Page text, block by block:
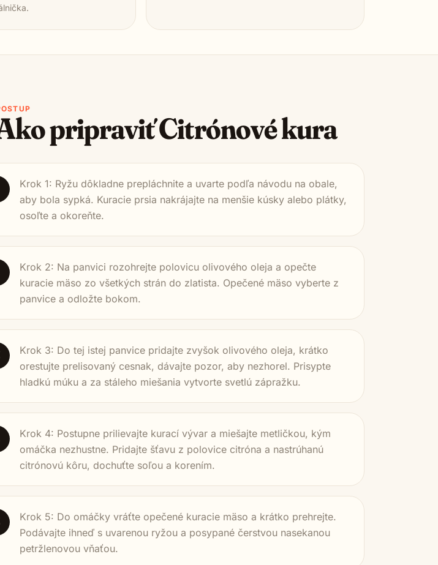
pripraviťCitrónové kura
Krok 1: Ryžu dôkladne prepláchnite a uvarte podľa návodu na obale,
aby bola sypká. Kuracie prsia nakrájajte na menšie kúsky alebo plátky,
osoľte a okoreňte.
Krok 2: Na panvici rozohrejte polovicu olivového oleja a opečte
kuracie mäso zo všetkých strán do zlatista. Opečené mäso vyberte z
panvice a odložte bokom.
Krok 3: Do tej istej panvice pridajte zvyšok olivového oleja, krátko
orestujte prelisovaný cesnak, dávajte pozor, aby nezhorel. Prisypte
hladkú múku a za stáleho miešania vytvorte svetlú zápražku.
Krok 4: Postupne prilievajte kurací vývar a miešajte metličkou, kým
omáčka nezhustne. Pridajte šťavu z polovice citróna a nastrúhanú
citrónovú kôru, dochuťte soľou a korením.
Krok 5: Do omáčky vráťte opečené kuracie mäso a krátko prehrejte.
Podávajte ihneď s uvarenou ryžou a posypané čerstvou nasekanou
petržlenovou vňaťou.